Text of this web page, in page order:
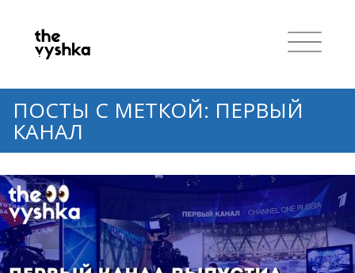
ПОСТЫ С МЕТКОЙ: ПЕРВЫЙ
КАНАЛ